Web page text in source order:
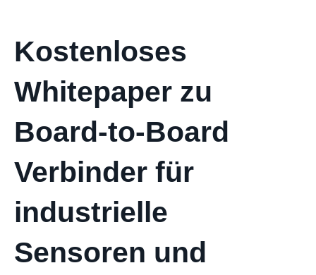
Kostenloses
Whitepaper zu
Board-to-Board
Verbinder für
industrielle
Sensoren und